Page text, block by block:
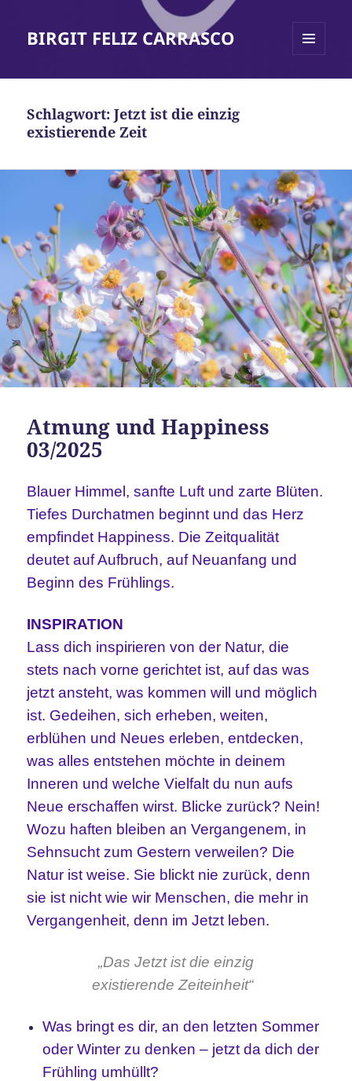
BIRGIT FELIZ CARRASCO
Schlagwort:Jetzt ist die einzig
existierende Zeit
Atmung und Happiness
03/2025
Blauer Himmel, sanfte Luft und zarte Blüten.
Tiefes Durchatmen beginnt und das Herz
empfindet Happiness. Die Zeitqualität
deutet auf Aufbruch, auf Neuanfang und
Beginn des Frühlings.
INSPIRATION
Lass dich inspirieren von der Natur, die
stets nach vorne gerichtet ist, auf das was
jetzt ansteht, was kommen will und möglich
ist. Gedeihen, sich erheben, weiten,
erblühen und Neues erleben, entdecken,
was alles entstehen möchte in deinem
Inneren und welche Vielfalt du nun aufs
Neue erschaffen wirst. Blicke zurück? Nein!
Wozu haften bleiben an Vergangenem, in
Sehnsucht zum Gestern verweilen? Die
Natur ist weise. Sie blickt nie zurück, denn
sie ist nicht wie wir Menschen, die mehr in
Vergangenheit, denn im Jetzt leben.
„Das Jetzt ist die einzig
existierende Zeiteinheit“
Was bringt es dir, an den letzten Sommer
oder Winter zu denken – jetzt da dich der
Frühling umhüllt?